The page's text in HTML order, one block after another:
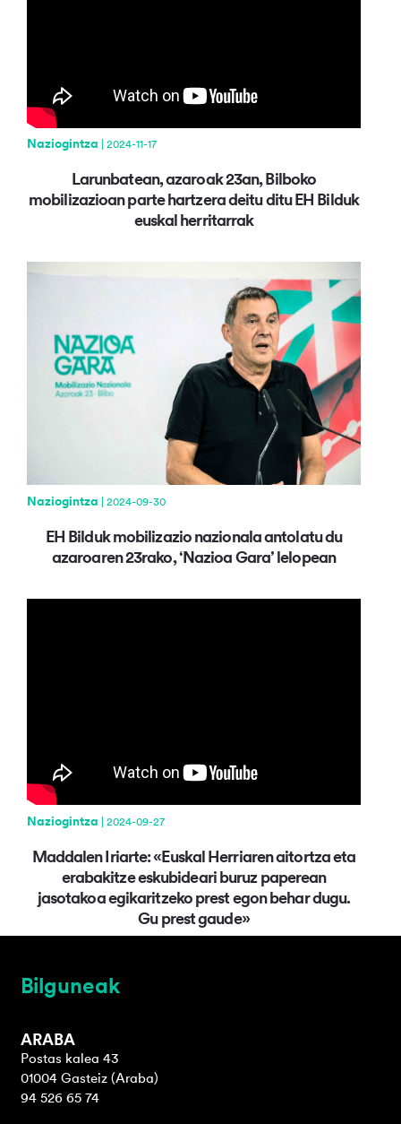
Naziogintza | 2024-11-17
Larunbatean, azaroak 23an, Bilboko
mobilizazioan parte hartzera deitu ditu EH Bilduk
euskal herritarrak
Naziogintza | 2024-09-30
EH Bilduk mobilizazio nazionala antolatu du
azaroaren 23rako, ‘Nazioa Gara’ lelopean
Naziogintza | 2024-09-27
Maddalen Iriarte: «Euskal Herriaren aitortza eta
erabakitze eskubideari buruz paperean
jasotakoa egikaritzeko prest egon behar dugu.
Gu prest gaude»
Bilguneak
ARABA
Postas kalea 43
01004 Gasteiz (Araba)
94 526 65 74